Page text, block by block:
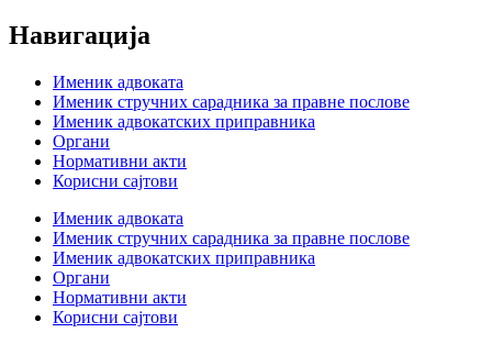
Навигација
Именик адвоката
Именик стручних сарадника за правне послове
Именик адвокатских приправника
Органи
Нормативни акти
Корисни сајтови
Именик адвоката
Именик стручних сарадника за правне послове
Именик адвокатских приправника
Органи
Нормативни акти
Корисни сајтови